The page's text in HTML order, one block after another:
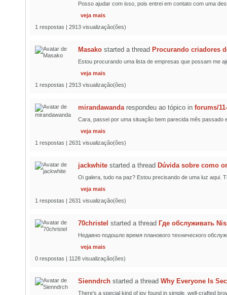
Posso ajudar com isso, pois entrei em contato com uma
veja mais
1 respostas | 2913 visualização(ões)
Masako started a thread Procurando criadores
Estou procurando uma lista de empresas que possam me
veja mais
1 respostas | 2913 visualização(ões)
mirandawandarespondeu ao tópico in forums/
Cara, passei por uma situação bem parecida mês passado
veja mais
1 respostas | 2631 visualização(ões)
jackwhite started a thread Dúvida sobre como
Oi galera, tudo na paz? Estou precisando de uma luz aqui.
veja mais
1 respostas | 2631 visualização(ões)
70christel started a thread Где обслуживать
Недавно подошло время планового технического
veja mais
0 respostas | 1128 visualização(ões)
Sienndrch started a thread Why Everyone Is
There's a special kind of joy found in simple, well-crafted